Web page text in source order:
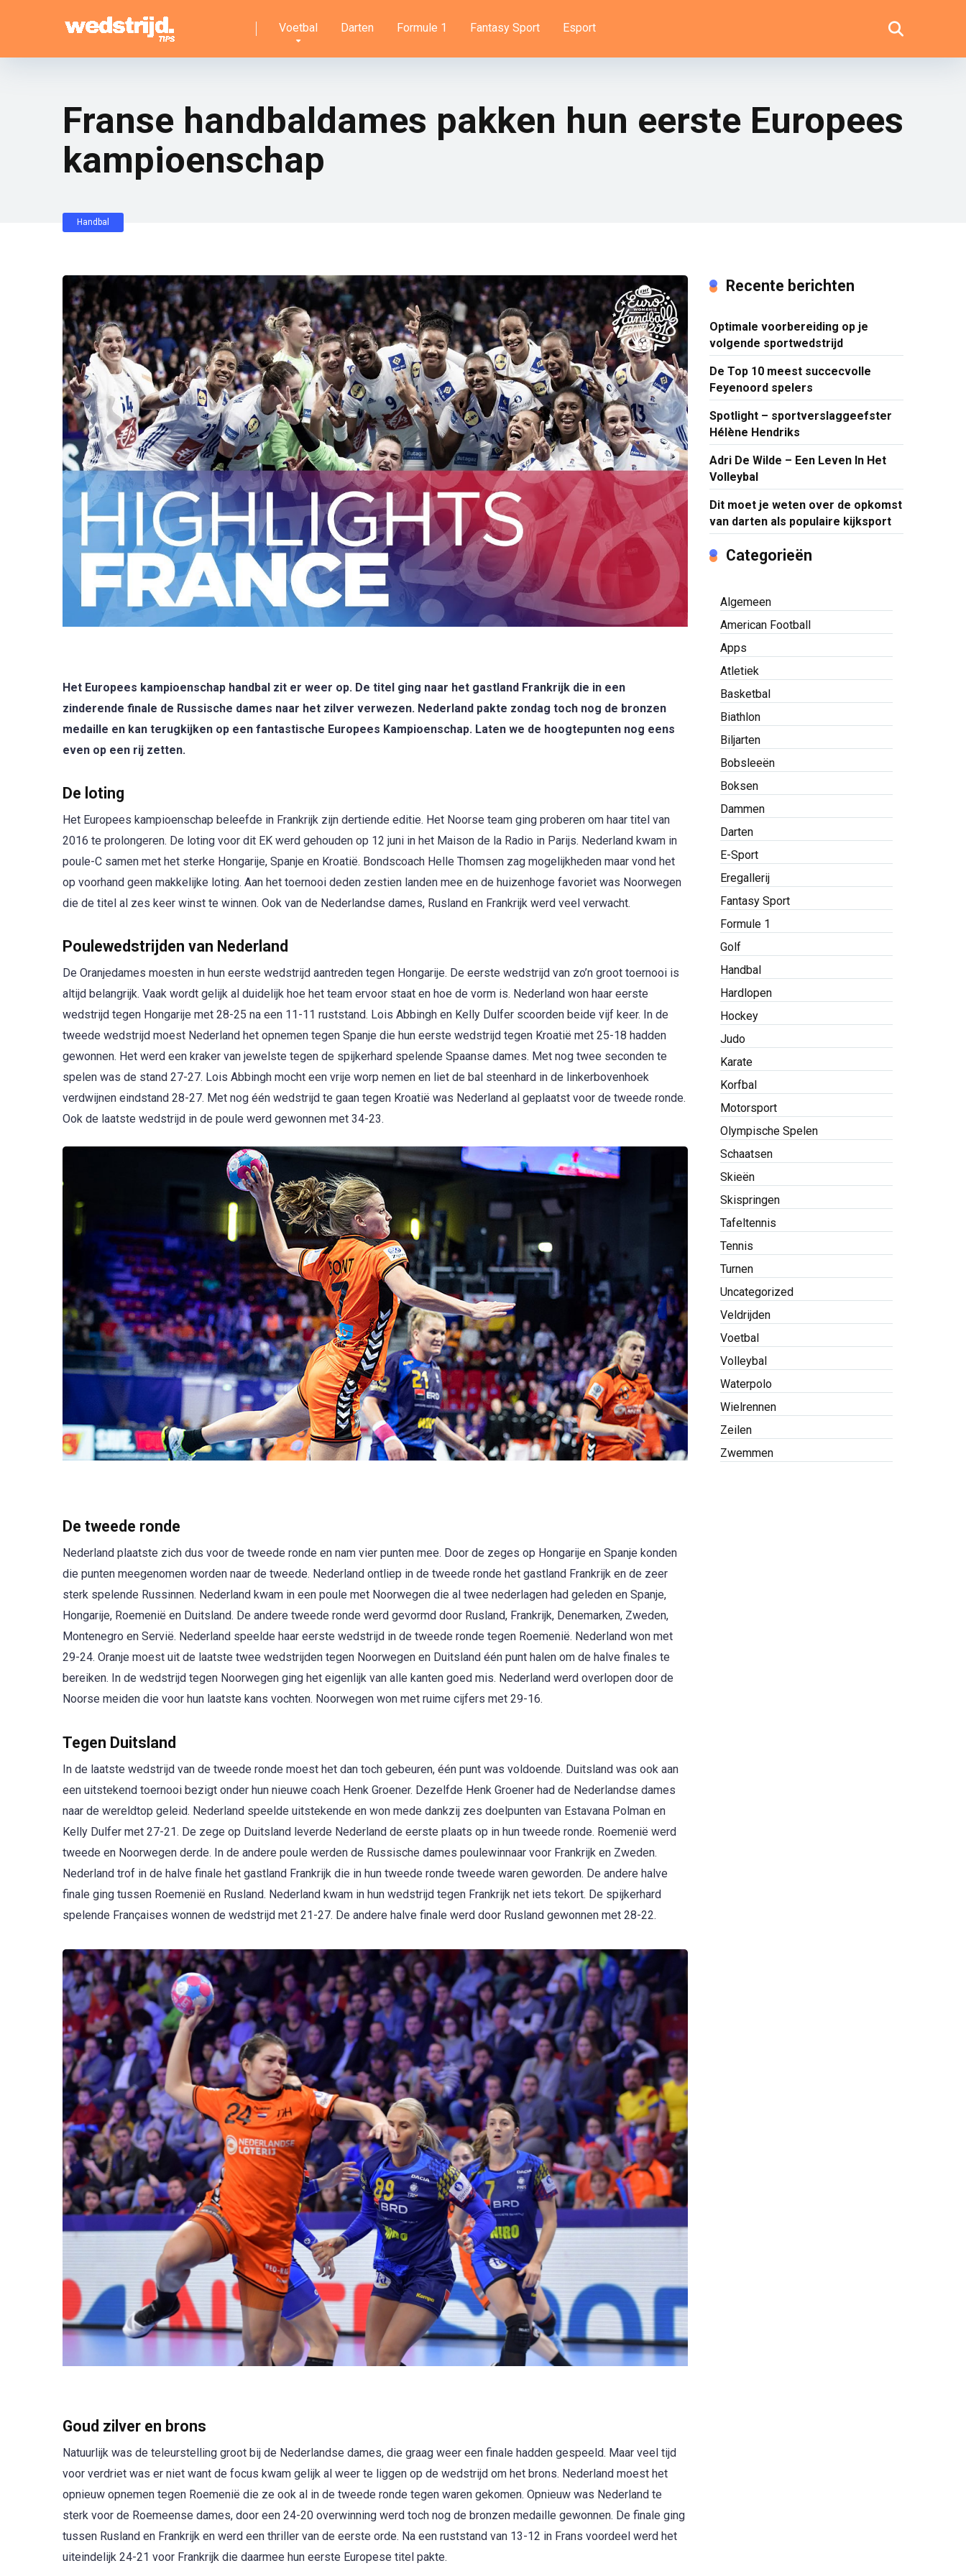
Voetbal Darten Formule 1 Fantasy Sport Esport
Franse handbaldames pakken hun eerste Europees
kampioenschap
Handbal
Het Europees kampioenschap handbal zit er weer op. De titel ging naar het gastland Frankrijk die in een
zinderende finale de Russische dames naar het zilver verwezen. Nederland pakte zondag toch nog de bronzen
medaille en kan terugkijken op een fantastische Europees Kampioenschap. Laten we de hoogtepunten nog eens
even op een rij zetten.
De loting
Het Europees kampioenschap beleefde in Frankrijk zijn dertiende editie. Het Noorse team ging proberen om haar titel van
2016 te prolongeren. De loting voor dit EK werd gehouden op 12 juni in het Maison de la Radio in Parijs. Nederland kwam in
poule-C samen met het sterke Hongarije, Spanje en Kroatië. Bondscoach Helle Thomsen zag mogelijkheden maar vond het
op voorhand geen makkelijke loting. Aan het toernooi deden zestien landen mee en de huizenhoge favoriet was Noorwegen
die de titel al zes keer winst te winnen. Ook van de Nederlandse dames, Rusland en Frankrijk werd veel verwacht.
Poulewedstrijden van Nederland
De Oranjedames moesten in hun eerste wedstrijd aantreden tegen Hongarije. De eerste wedstrijd van zo’n groot toernooi is
altijd belangrijk. Vaak wordt gelijk al duidelijk hoe het team ervoor staat en hoe de vorm is. Nederland won haar eerste
wedstrijd tegen Hongarije met 28-25 na een 11-11 ruststand. Lois Abbingh en Kelly Dulfer scoorden beide vijf keer. In de
tweede wedstrijd moest Nederland het opnemen tegen Spanje die hun eerste wedstrijd tegen Kroatië met 25-18 hadden
gewonnen. Het werd een kraker van jewelste tegen de spijkerhard spelende Spaanse dames. Met nog twee seconden te
spelen was de stand 27-27. Lois Abbingh mocht een vrije worp nemen en liet de bal steenhard in de linkerbovenhoek
verdwijnen eindstand 28-27. Met nog één wedstrijd te gaan tegen Kroatië was Nederland al geplaatst voor de tweede ronde.
Ook de laatste wedstrijd in de poule werd gewonnen met 34-23.
De tweede ronde
Nederland plaatste zich dus voor de tweede ronde en nam vier punten mee. Door de zeges op Hongarije en Spanje konden
die punten meegenomen worden naar de tweede. Nederland ontliep in de tweede ronde het gastland Frankrijk en de zeer
sterk spelende Russinnen. Nederland kwam in een poule met Noorwegen die al twee nederlagen had geleden en Spanje,
Hongarije, Roemenië en Duitsland. De andere tweede ronde werd gevormd door Rusland, Frankrijk, Denemarken, Zweden,
Montenegro en Servië. Nederland speelde haar eerste wedstrijd in de tweede ronde tegen Roemenië. Nederland won met
29-24. Oranje moest uit de laatste twee wedstrijden tegen Noorwegen en Duitsland één punt halen om de halve finales te
bereiken. In de wedstrijd tegen Noorwegen ging het eigenlijk van alle kanten goed mis. Nederland werd overlopen door de
Noorse meiden die voor hun laatste kans vochten. Noorwegen won met ruime cijfers met 29-16.
Tegen Duitsland
In de laatste wedstrijd van de tweede ronde moest het dan toch gebeuren, één punt was voldoende. Duitsland was ook aan
een uitstekend toernooi bezigt onder hun nieuwe coach Henk Groener. Dezelfde Henk Groener had de Nederlandse dames
naar de wereldtop geleid. Nederland speelde uitstekende en won mede dankzij zes doelpunten van Estavana Polman en
Kelly Dulfer met 27-21. De zege op Duitsland leverde Nederland de eerste plaats op in hun tweede ronde. Roemenië werd
tweede en Noorwegen derde. In de andere poule werden de Russische dames poulewinnaar voor Frankrijk en Zweden.
Nederland trof in de halve finale het gastland Frankrijk die in hun tweede ronde tweede waren geworden. De andere halve
finale ging tussen Roemenië en Rusland. Nederland kwam in hun wedstrijd tegen Frankrijk net iets tekort. De spijkerhard
spelende Françaises wonnen de wedstrijd met 21-27. De andere halve finale werd door Rusland gewonnen met 28-22.
Goud zilver en brons
Natuurlijk was de teleurstelling groot bij de Nederlandse dames, die graag weer een finale hadden gespeeld. Maar veel tijd
voor verdriet was er niet want de focus kwam gelijk al weer te liggen op de wedstrijd om het brons. Nederland moest het
opnieuw opnemen tegen Roemenië die ze ook al in de tweede ronde tegen waren gekomen. Opnieuw was Nederland te
sterk voor de Roemeense dames, door een 24-20 overwinning werd toch nog de bronzen medaille gewonnen. De finale ging
tussen Rusland en Frankrijk en werd een thriller van de eerste orde. Na een ruststand van 13-12 in Frans voordeel werd het
uiteindelijk 24-21 voor Frankrijk die daarmee hun eerste Europese titel pakte.
Recente berichten
Optimale voorbereiding op je
volgende sportwedstrijd
De Top 10 meest succecvolle
Feyenoord spelers
Spotlight – sportverslaggeefster
Hélène Hendriks
Adri De Wilde – Een Leven In Het
Volleybal
Dit moet je weten over de opkomst
van darten als populaire kijksport
Categorieën
Algemeen
American Football
Apps
Atletiek
Basketbal
Biathlon
Biljarten
Bobsleeën
Boksen
Dammen
Darten
E-Sport
Eregallerij
Fantasy Sport
Formule 1
Golf
Handbal
Hardlopen
Hockey
Judo
Karate
Korfbal
Motorsport
Olympische Spelen
Schaatsen
Skieën
Skispringen
Tafeltennis
Tennis
Turnen
Uncategorized
Veldrijden
Voetbal
Volleybal
Waterpolo
Wielrennen
Zeilen
Zwemmen